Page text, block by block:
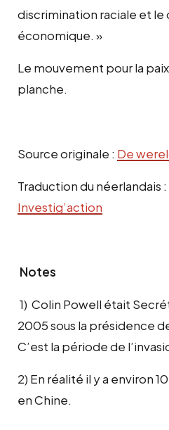
discrimination raciale et
économique. »
Le mouvement pour la paix
planche.
Source originale : De
Traduction du néerlandais
Investig’action
Notes
1) Colin Powell était
2005 sous la présidence
C’est la période de
2) En réalité il y a environ
en Chine.